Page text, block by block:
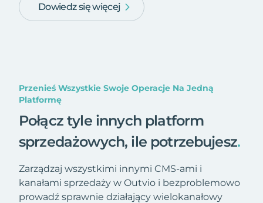
Dowiedz się więcej
Przenieś Wszystkie Swoje Operacje Na Jedną
Platformę
Połącz tyle innych platform
sprzedażowych, ile potrzebujesz.
Zarządzaj wszystkimi innymi CMS-ami i
kanałami sprzedaży w Outvio i bezproblemowo
prowadź sprawnie działający wielokanałowy